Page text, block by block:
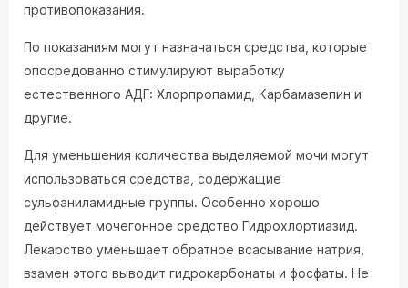
противопоказания.
По показаниям могут назначаться средства, которые
опосредованно стимулируют выработку
естественного АДГ: Хлорпропамид, Карбамазепин и
другие.
Для уменьшения количества выделяемой мочи могут
использоваться средства, содержащие
сульфаниламидные группы. Особенно хорошо
действует мочегонное средство Гидрохлортиазид.
Лекарство уменьшает обратное всасывание натрия,
взамен этого выводит гидрокарбонаты и фосфаты. Не